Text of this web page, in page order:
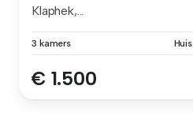
Klaphek,...
3 kamers Huis
€ 1.500